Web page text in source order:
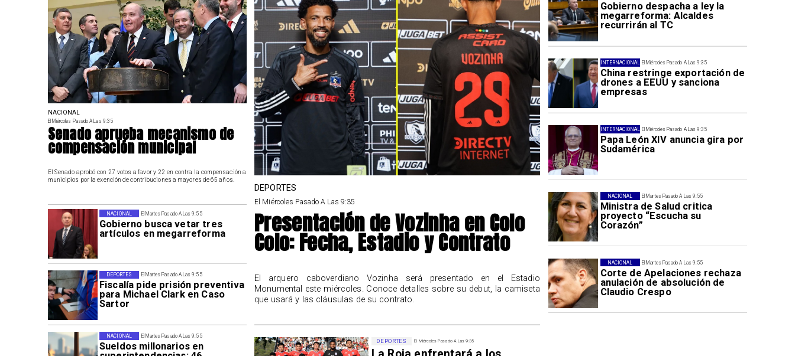
Gobierno despacha a ley la
megarreforma: Alcaldes
recurrirán al TC
El Miércoles Pasado A Las 9:35
China restringe exportación de
drones a EEUU y sanciona
empresas
INTERNACIONAL
El Miércoles Pasado A Las 9:35
Papa León XIV anuncia gira por
Sudamérica
INTERNACIONAL
El Martes Pasado A Las 9:55
Ministra de Salud critica
proyecto “Escucha su
Corazón”
NACIONAL
El Martes Pasado A Las 9:55
Corte de Apelaciones rechaza
anulación de absolución de
Claudio Crespo
NACIONAL
El Martes Pasado A Las 9:55
Gobierno busca vetar tres
artículos en megarreforma
NACIONAL
El Martes Pasado A Las 9:55
Fiscalía pide prisión preventiva
para Michael Clark en Caso
Sartor
DEPORTES
El Martes Pasado A Las 9:55
Sueldos millonarios en
NACIONAL
El Miércoles Pasado A Las 9:35
DEPORTES
NACIONAL
El Miércoles Pasado A Las 9:35
Senado aprueba mecanismo de
compensación municipal
El Senado aprobó con 27 votos a favor y 22 en contra la compensación a
municipios por la exención de contribuciones a mayores de 65 años.
DEPORTES
El Miércoles Pasado A Las 9:35
Presentación de Vozinha en Colo
Colo: Fecha, Estadio y Contrato
El arquero caboverdiano Vozinha será presentado en el Estadio
Monumental este miércoles. Conoce detalles sobre su debut, la camiseta
que usará y las cláusulas de su contrato.